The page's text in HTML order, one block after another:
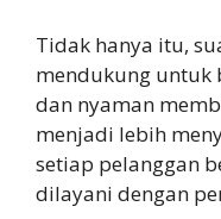
Tidak hanya itu,
mendukung untuk
dan nyaman
menjadi lebih
setiap pelanggan
dilayani dengan